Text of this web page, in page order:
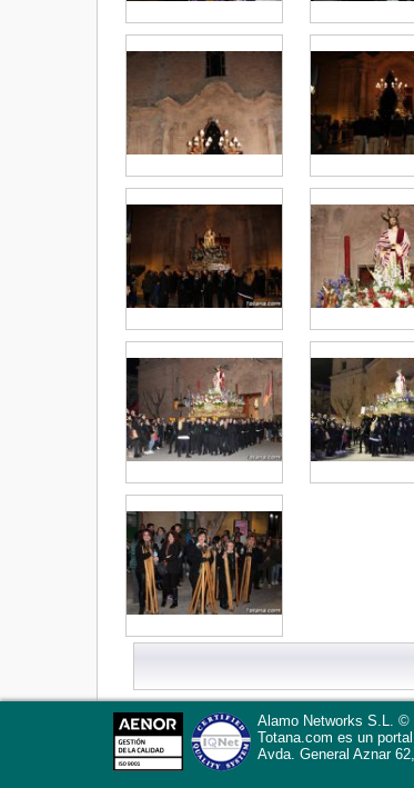
Alamo Networks S.L. ©
Totana.com es un
Avda. General Aznar